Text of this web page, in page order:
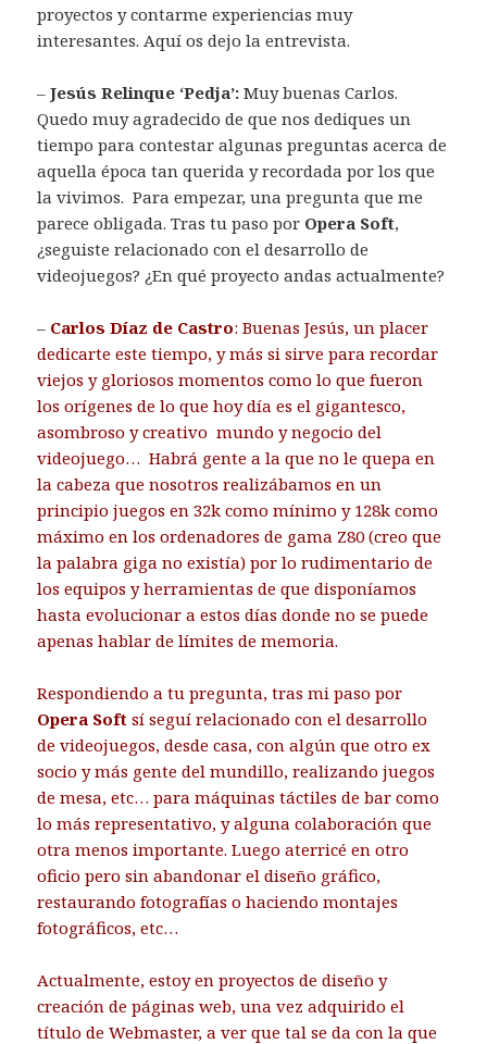
proyectos y contarme experiencias muy
interesantes. Aquí os dejo la entrevista.
– Jesús Relinque ‘Pedja’: Muy buenas Carlos.
Quedo muy agradecido de que nos dediques un
tiempo para contestar algunas preguntas acerca de
aquella época tan querida y recordada por los que
la vivimos. Para empezar, una pregunta que me
parece obligada. Tras tu paso por Opera Soft,
¿seguiste relacionado con el desarrollo de
videojuegos? ¿En qué proyecto andas actualmente?
– Carlos Díaz de Castro: Buenas Jesús, un placer
dedicarte este tiempo, y más si sirve para recordar
viejos y gloriosos momentos como lo que fueron
los orígenes de lo que hoy día es el gigantesco,
asombroso y creativo mundo y negocio del
videojuego… Habrá gente a la que no le quepa en
la cabeza que nosotros realizábamos en un
principio juegos en 32k como mínimo y 128k como
máximo en los ordenadores de gama Z80 (creo que
la palabra giga no existía) por lo rudimentario de
los equipos y herramientas de que disponíamos
hasta evolucionar a estos días donde no se puede
apenas hablar de límites de memoria.
Respondiendo a tu pregunta, tras mi paso por
Opera Soft sí seguí relacionado con el desarrollo
de videojuegos, desde casa, con algún que otro ex
socio y más gente del mundillo, realizando juegos
de mesa, etc… para máquinas táctiles de bar como
lo más representativo, y alguna colaboración que
otra menos importante. Luego aterricé en otro
oficio pero sin abandonar el diseño gráfico,
restaurando fotografías o haciendo montajes
fotográficos, etc…
Actualmente, estoy en proyectos de diseño y
creación de páginas web, una vez adquirido el
título de Webmaster, a ver que tal se da con la que